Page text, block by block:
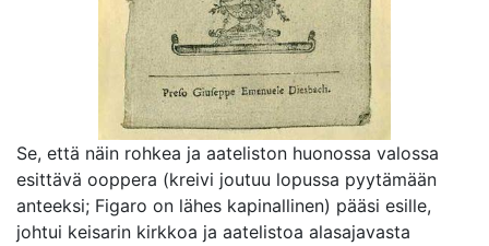
Se, että näin rohkea ja aateliston huonossa valossa
esittävä ooppera (kreivi joutuu lopussa pyytämään
anteeksi; Figaro on lähes kapinallinen) pääsi esille,
johtui keisarin kirkkoa ja aatelistoa alasajavasta